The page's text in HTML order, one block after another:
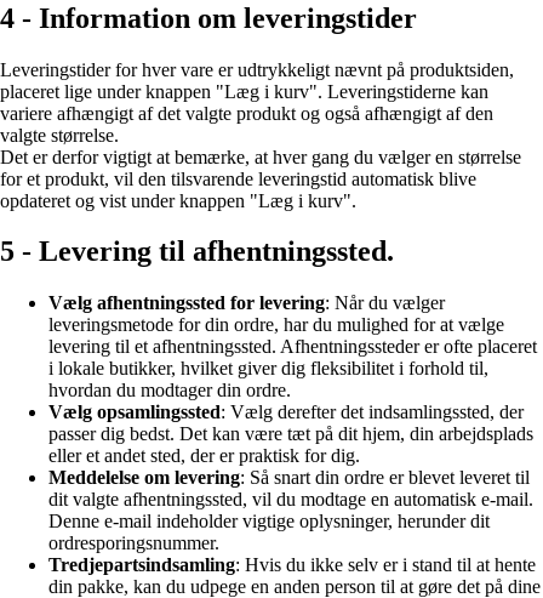
4 - Information om leveringstider
Leveringstider for hver vare er udtrykkeligt nævnt på produktsiden,
placeret lige under knappen "Læg i kurv". Leveringstiderne kan
variere afhængigt af det valgte produkt og også afhængigt af den
valgte størrelse.
Det er derfor vigtigt at bemærke, at hver gang du vælger en størrelse
for et produkt, vil den tilsvarende leveringstid automatisk blive
opdateret og vist under knappen "Læg i kurv".
5 - Levering til afhentningssted.
Vælg afhentningssted for levering: Når du vælger
leveringsmetode for din ordre, har du mulighed for at vælge
levering til et afhentningssted. Afhentningssteder er ofte placeret
i lokale butikker, hvilket giver dig fleksibilitet i forhold til,
hvordan du modtager din ordre.
Vælg opsamlingssted: Vælg derefter det indsamlingssted, der
passer dig bedst. Det kan være tæt på dit hjem, din arbejdsplads
eller et andet sted, der er praktisk for dig.
Meddelelse om levering: Så snart din ordre er blevet leveret til
dit valgte afhentningssted, vil du modtage en automatisk e-mail.
Denne e-mail indeholder vigtige oplysninger, herunder dit
ordresporingsnummer.
Tredjepartsindsamling: Hvis du ikke selv er i stand til at hente
din pakke, kan du udpege en anden person til at gøre det på dine